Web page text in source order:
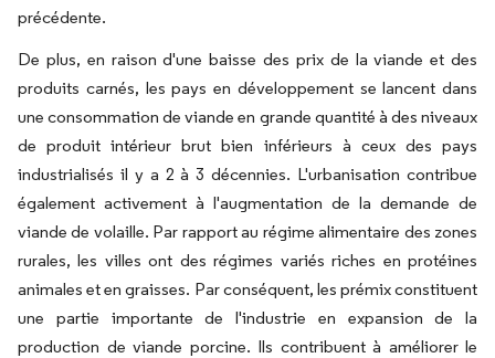
précédente.
De plus, en raison d'une baisse des prix de la viande et des
produits carnés, les pays en développement se lancent dans
une consommation de viande en grande quantité à des niveaux
de produit intérieur brut bien inférieurs à ceux des pays
industrialisés il y a 2 à 3 décennies. L'urbanisation contribue
également activement à l'augmentation de la demande de
viande de volaille. Par rapport au régime alimentaire des zones
rurales, les villes ont des régimes variés riches en protéines
animales et en graisses. Par conséquent, les prémix constituent
une partie importante de l'industrie en expansion de la
production de viande porcine. Ils contribuent à améliorer le